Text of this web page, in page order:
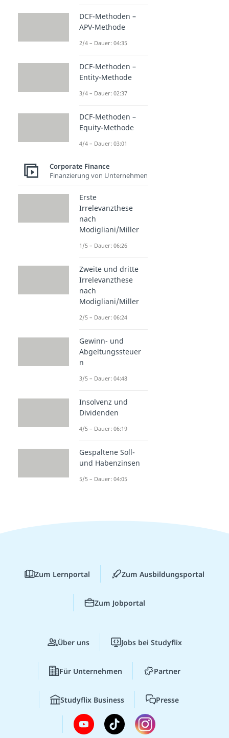
DCF-Methoden –
APV-Methode
2/4 – Dauer: 04:35
DCF-Methoden –
Entity-Methode
3/4 – Dauer: 02:37
DCF-Methoden –
Equity-Methode
4/4 – Dauer: 03:01
Corporate Finance
Finanzierung von Unternehmen
Erste
Irrelevanzthese
nach
Modigliani/Miller
1/5 – Dauer: 06:26
Zweite und dritte
Irrelevanzthese
nach
Modigliani/Miller
2/5 – Dauer: 06:24
Gewinn- und
Abgeltungssteuer
n
3/5 – Dauer: 04:48
Insolvenz und
Dividenden
4/5 – Dauer: 06:19
Gespaltene Soll-
und Habenzinsen
5/5 – Dauer: 04:05
Zum Lernportal Zum Ausbildungsportal
Zum Jobportal
Über uns Jobs bei Studyflix
Für Unternehmen Partner
Studyflix Business Presse